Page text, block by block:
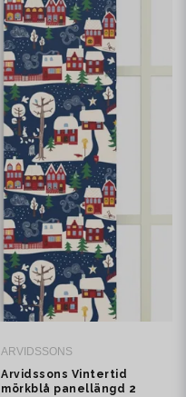
ARVIDSSONS
Arvidssons Vintertid
mörkblå panellängd 2